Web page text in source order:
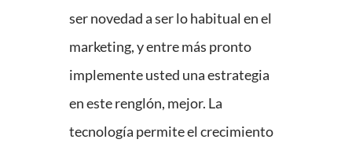
ser novedad a ser lo habitual en el
marketing, y entre más pronto
implemente usted una estrategia
en este renglón, mejor. La
tecnología permite el crecimiento